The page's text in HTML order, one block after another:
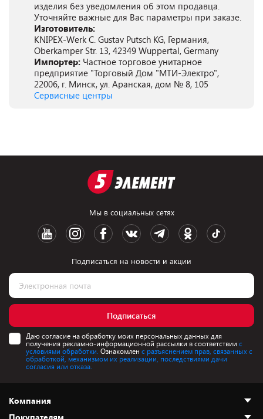
изделия без уведомления об этом продавца.
Уточняйте важные для Вас параметры при заказе.
Изготовитель:
KNIPEX-Werk C. Gustav Putsch KG, Германия,
Oberkamper Str. 13, 42349 Wuppertal, Germany
Импортер: Частное торговое унитарное
предприятие "Торговый Дом "МТИ-Электро",
22006, г. Минск, ул. Аранская, дом № 8, 105
Сервисные центры
Мы в социальных сетях
Подписаться на новости и акции
Подписаться
Даю согласие на обработку моих персональных данных для
получения рекламно-информационной рассылки в соответствии с
условиями обработки. Ознакомлен с разъяснением прав, связанных с
обработкой, механизмом их реализации, последствиями дачи
согласия или отказа.
Компания